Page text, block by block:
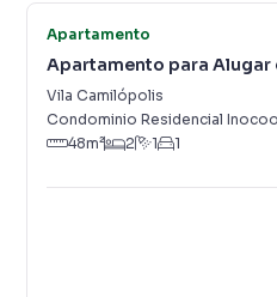
Apartamento
Apartamento para Alugar
Vila Camilópolis
Condominio Residencial
48m² 2 1 1